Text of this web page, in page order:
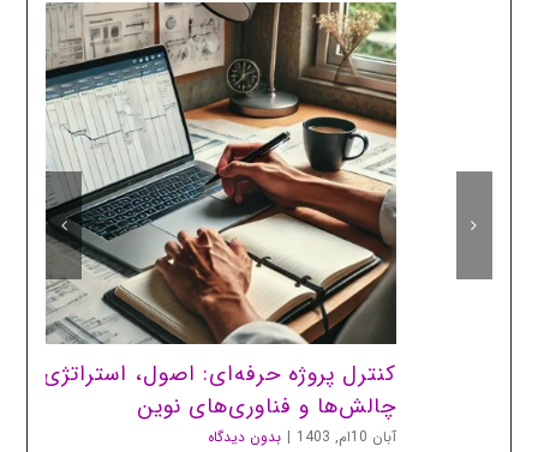
کنترل پروژه حرفه‌ای: اصول، استراتژی‌ها،
چالش‌ها و فناوری‌های نوین
آبان 10ام, 1403 | بدون دیدگاه